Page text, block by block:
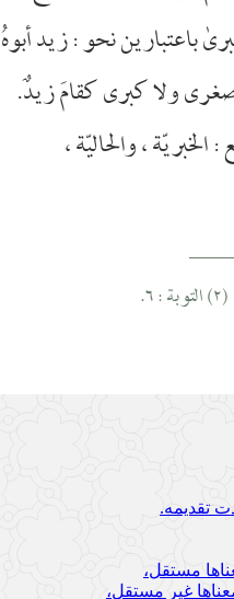
نحو : زيد أبوهُ
ولا كبرى كقامَ زيدٌ.
، والحاليّة ،
مستقل،
غير مستقل،